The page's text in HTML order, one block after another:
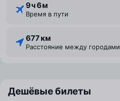
9 ⁠ч 6 ⁠м
Время в пути
677 км
Расстояние между городами
Дешёвые билеты